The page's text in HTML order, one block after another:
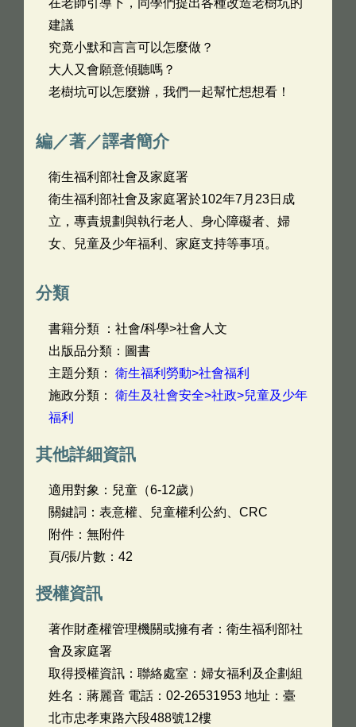
在老師引導下，同學們提出各種改造老樹坑的
建議
究竟小默和言言可以怎麼做？
大人又會願意傾聽嗎？
老樹坑可以怎麼辦，我們一起幫忙想想看！
編／著／譯者簡介
衛生福利部社會及家庭署
衛生福利部社會及家庭署於102年7月23日成
立，專責規劃與執行老人、身心障礙者、婦
女、兒童及少年福利、家庭支持等事項。
分類
書籍分類 ：社會/科學>社會人文
出版品分類：圖書
主題分類： 衛生福利勞動>社會福利
施政分類： 衛生及社會安全>社政>兒童及少年
福利
其他詳細資訊
適用對象：兒童（6-12歲）
關鍵詞：表意權、兒童權利公約、CRC
附件：無附件
頁/張/片數：42
授權資訊
著作財產權管理機關或擁有者：衛生福利部社
會及家庭署
取得授權資訊：聯絡處室：婦女福利及企劃組
姓名：蔣麗音 電話：02-26531953 地址：臺
北市忠孝東路六段488號12樓